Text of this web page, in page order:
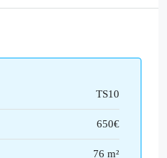
TS10
650€
76 m²